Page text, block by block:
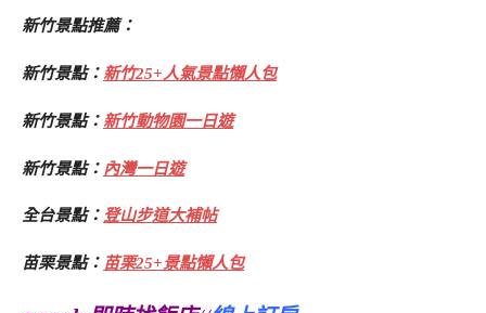
新竹景點推薦：
新竹景點： 新竹25+人氣景點懶人包
新竹景點： 新竹動物園一日遊
新竹景點： 內灣一日遊
全台景點： 登山步道大補帖
苗栗景點： 苗栗25+景點懶人包